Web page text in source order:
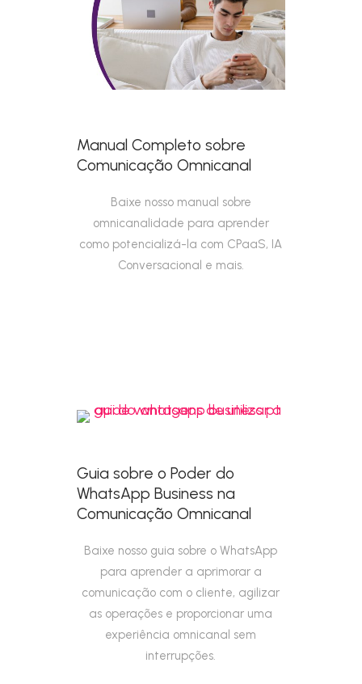
Manual Completo sobre
Comunicação Omnicanal
Baixe nosso manual sobre
omnicanalidade para aprender
como potencializá-la com CPaaS, IA
Conversacional e mais.
Guia sobre o Poder do
WhatsApp Business na
Comunicação Omnicanal
Baixe nosso guia sobre o WhatsApp
para aprender a aprimorar a
comunicação com o cliente, agilizar
as operações e proporcionar uma
experiência omnicanal sem
interrupções.